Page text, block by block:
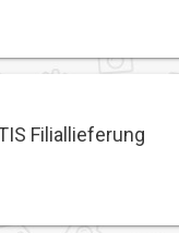
Filiallieferung